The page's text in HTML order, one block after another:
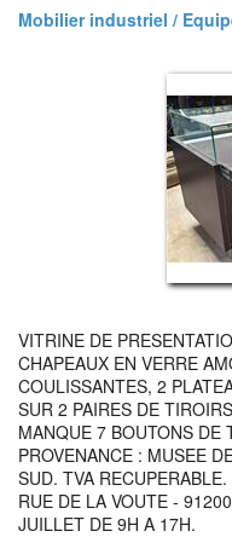
Mobilier industriel /
VITRINE DE
CHAPEAUX EN VERRE
COULISSANTES, 2
SUR 2 PAIRES DE
MANQUE 7 BOUTONS
PROVENANCE : MUSEE
SUD. TVA
RUE DE LA VOUTE -
JUILLET DE 9H A 17H.